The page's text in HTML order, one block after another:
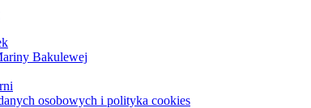
Bakulewej
osobowych i polityka cookies